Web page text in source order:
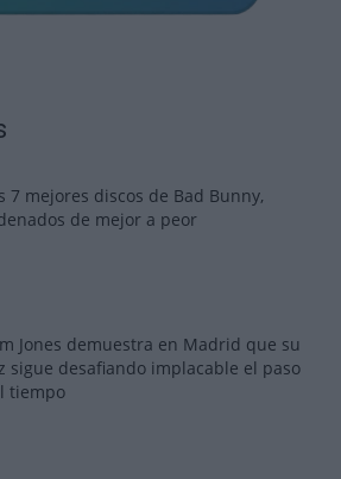
7 mejores discos de Bad Bunny,
de mejor a peor
Jones demuestra en Madrid que su
sigue desafiando implacable el paso
tiempo